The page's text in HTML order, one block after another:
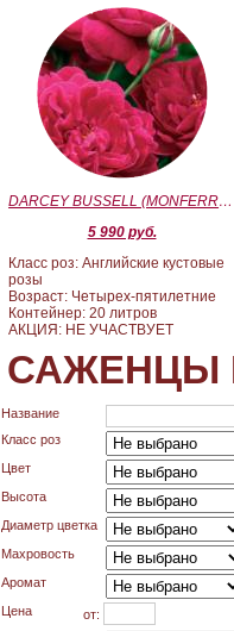
DARCEY BUSSELL (MONFERRATO) (Дарси Басл)
5 990 руб.
Класс роз: Английские кустовые
розы
Возраст: Четырех-пятилетние
Контейнер: 20 литров
АКЦИЯ: НЕ УЧАСТВУЕТ
САЖЕНЦЫ
Название
Класс роз
Цвет
Высота
Диаметр цветка
Махровость
Аромат
Цена
от: